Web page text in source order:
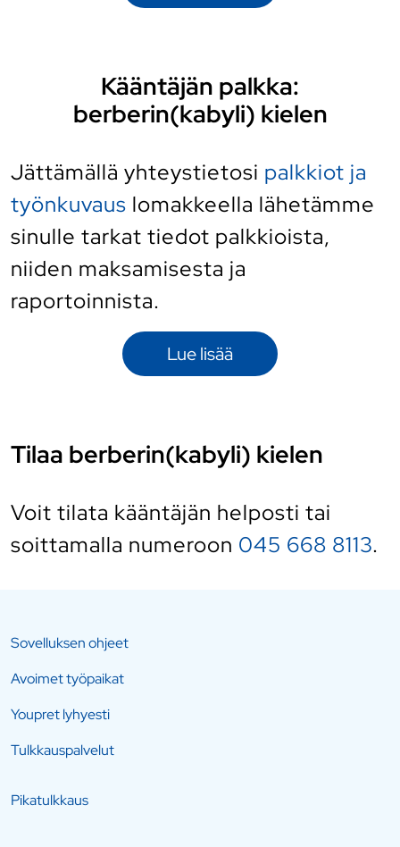
Kääntäjän palkka:
berberin(kabyli) kielen
Jättämällä yhteystietosi palkkiot ja
työnkuvaus lomakkeella lähetämme
sinulle tarkat tiedot palkkioista,
niiden maksamisesta ja
raportoinnista.
Lue lisää
Tilaa berberin(kabyli) kielen
Voit tilata kääntäjän helposti tai
soittamalla numeroon 045 668 8113.
Sovelluksen ohjeet
Avoimet työpaikat
Youpret lyhyesti
Tulkkauspalvelut
Pikatulkkaus